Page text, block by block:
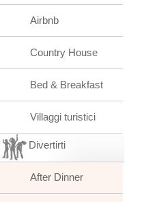
Airbnb
Country House
Bed & Breakfast
Villaggi turistici
Divertirti
After Dinner